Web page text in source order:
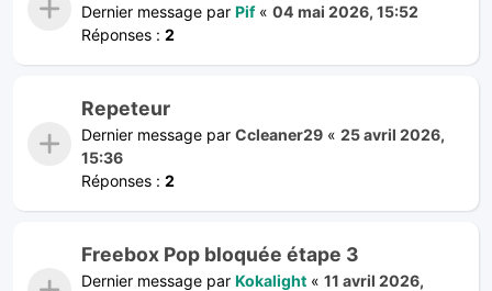
Dernier message par Pif« 04 mai 2026, 15:52
Réponses : 2
Repeteur
Dernier message par Ccleaner29 « 25 avril 2026,
15:36
Réponses : 2
Freebox Pop bloquée étape 3
Dernier message par Kokalight « 11 avril 2026,